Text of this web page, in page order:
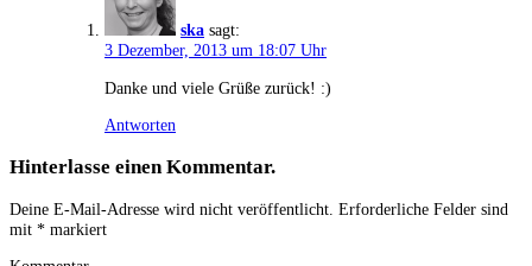
ska sagt:
3 Dezember, 2013 um 18:07 Uhr
Danke und viele Grüße zurück! :)
Antworten
Hinterlasse einen Kommentar.
Deine E-Mail-Adresse wird nicht veröffentlicht. Erforderliche Felder sind
mit * markiert